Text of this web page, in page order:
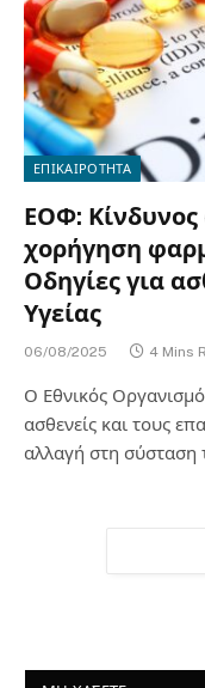
ΕΠΙΚΑΙΡΟΤΗΤΑ
ΕΟΦ:
χορήγηση
Οδηγίες για
Υγείας
06/08/2025 4 Mins
Ο Εθνικός
ασθενείς και τους
αλλαγή στη